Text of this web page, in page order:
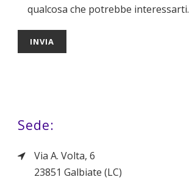
qualcosa che potrebbe interessarti.
Sede:
Via A. Volta, 6
23851 Galbiate (LC)